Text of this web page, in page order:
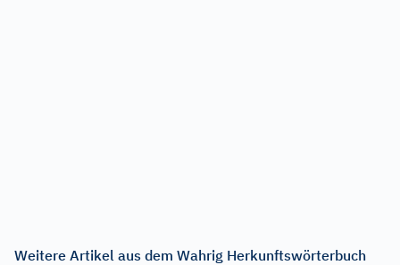
Weitere Artikel aus dem Wahrig Herkunftswörterbuch